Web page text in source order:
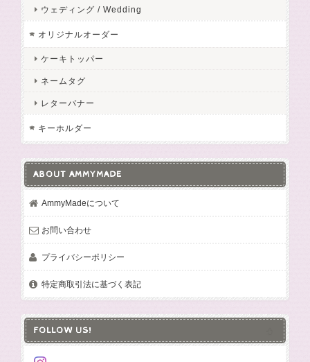
ウェディング / Wedding
オリジナルオーダー
ケーキトッパー
ネームタグ
レターバナー
キーホルダー
ABOUT AMMYMADE
AmmyMadeについて
お問い合わせ
プライバシーポリシー
特定商取引法に基づく表記
FOLLOW US!